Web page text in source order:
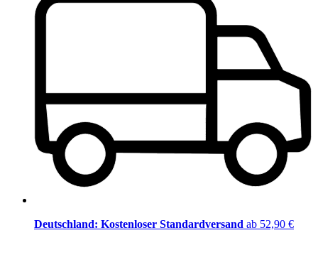
Deutschland: Kostenloser Standardversand ab 52,90 €